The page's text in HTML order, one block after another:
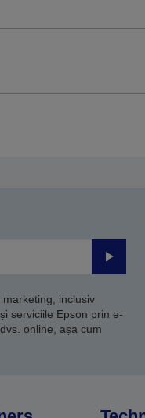
Trimiteți
inclusiv
serviciile Epson prin e-
online, așa cum